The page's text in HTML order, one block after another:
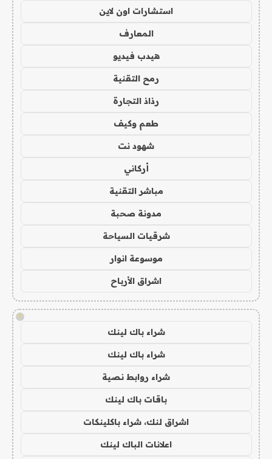
استشارات اون لاين
المعارف
هيدب فيديو
رمح التقنية
رذاذ التجارة
طعم وكيف
شهود نت
أركاني
مباشر التقنية
مدونة صحبة
شرقيات السياحة
موسوعة انوار
اشراق الأرباح
!
شراء باك لينك
شراء باك لينك
شراء روابط نصية
باقات باك لينك
اشراق لنك، شراء باكلينكات
اعلانات الباك لينك